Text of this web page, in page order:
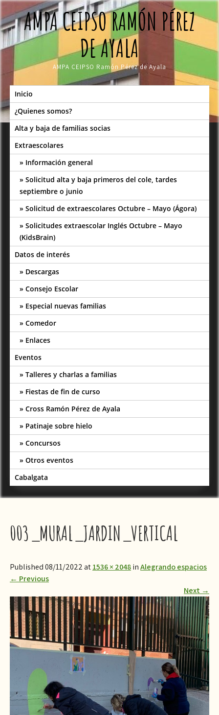
Skip
to
contentAMPA CEIPSO RAMÓN PÉREZ
DE AYALA
AMPA CEIPSO Ramón Pérez de Ayala
Inicio
¿Quienes somos?
Alta y baja de familias socias
Extraescolares
Información general
Solicitud alta y baja primeros del cole, tardes
septiembre o junio
Solicitud de extraescolares Octubre – Mayo (Ágora)
Solicitudes extraescolar Inglés Octubre – Mayo
(KidsBrain)
Datos de interés
Descargas
Consejo Escolar
Especial nuevas familias
Comedor
Enlaces
Eventos
Talleres y charlas a familias
Fiestas de fin de curso
Cross Ramón Pérez de Ayala
Patinaje sobre hielo
Concursos
Otros eventos
Cabalgata
003_MURAL_JARDIN_VERTICAL
Published 08/11/2022 at1536 × 2048inAlegrando espacios
← Previous
Next →